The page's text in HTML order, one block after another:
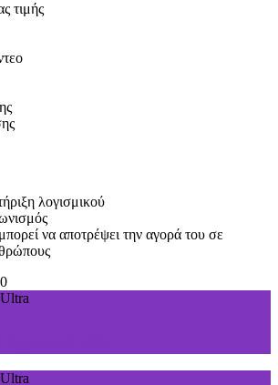
τιμής
λογισμικού
να αποτρέψει την αγορά του σε
0